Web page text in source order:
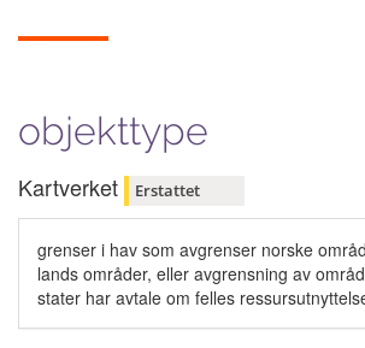
objekttype
Kartverket Erstattet
grenser i hav som avgrenser norske
lands områder, eller avgrensning av
stater har avtale om felles